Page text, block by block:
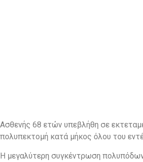
Ασθενής 68 ετών υπεβλήθη σε
πολυπεκτομή κατά μήκος όλου του
Η μεγαλύτερη συγκέντρωση